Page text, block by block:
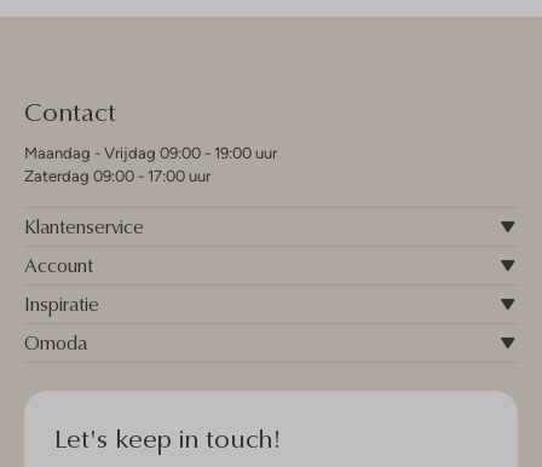
Contact
Maandag - Vrijdag 09:00 - 19:00 uur
Zaterdag 09:00 - 17:00 uur
Klantenservice
Account
Inspiratie
Omoda
Let's keep in touch!